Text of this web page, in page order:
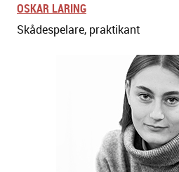
OSKAR LARING
Skådespelare, praktikant